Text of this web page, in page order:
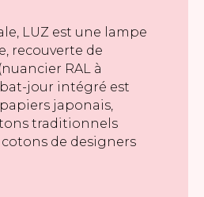
LUZ est une lampe
recouverte de
RAL à
jour intégré est
japonais,
traditionnels
de designers